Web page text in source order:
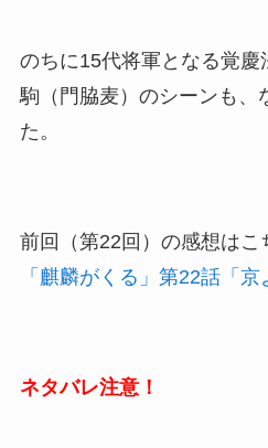
のちに15代将軍となる覚慶
駒（門脇麦）のシーンも、
た。
前回（第22回）の感想はこ
「麒麟がくる」第22話「
ネタバレ注意！